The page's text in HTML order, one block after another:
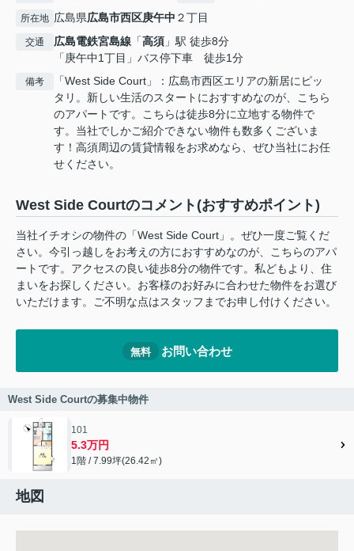
所在地 広島県広島市西区庚午中 ２丁目
交通 広島電鉄宮島線 「高須 」駅 徒歩8分
「庚午中1丁目」バス停下車 徒歩1分
備考
「West Side Court」：広島市西区エリアの新居にピッ
タリ。新しい生活のスタートにおすすめなのが、こちら
のアパートです。こちらは徒歩8分に立地する物件で
す。当社でしかご紹介できない物件も数多くございま
す！高須周辺の賃貸情報をお求めなら、ぜひ当社にお任
せください。
West Side Courtのコメント(おすすめポイント)
当社イチオシの物件の「West Side Court」。ぜひ一度ご覧くだ
さい。今引っ越しをお考えの方におすすめなのが、こちらのアパ
ートです。アクセスの良い徒歩8分の物件です。私どもより、住
まいをお探しください。お客様のお好みに合わせた物件をお選び
いただけます。ご不明な点はスタッフまでお申し付けください。
無料 お問い合わせ
West Side Courtの募集中物件
101
5.3万円
1階 / 7.99坪(26.42㎡)
地図